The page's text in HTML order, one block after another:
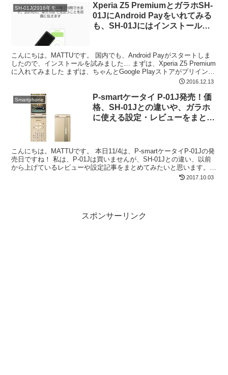
SH-01J(2016年モデル)
Xperia Z5 PremiumとガラホSH-
01JにAndroid Payをいれてみる
も、SH-01Jにはインストールで
こんにちは。MATTUです。 国内でも、Android Payがスタートしま
したので、インストールを試みました… まずは、Xperia Z5 Premium
に入れてみました まずは、ちゃんとGoogle Playストアがプリインス
2016.12.13
Smartphone
P-smartケータイ P-01J発売！価
格、SH-01Jとの違いや、ガラホ
に使える設定・レビューをまとめ
こんにちは。MATTUです。 本日11/4は、P-smartケータイP-01Jの発
売日ですね！ 私は、P-01Jは買いませんが、SH-01Jとの違い、以前
から上げているレビューや設定記事をまとめてみたいと思います。
2017.10.03
スポンサーリンク